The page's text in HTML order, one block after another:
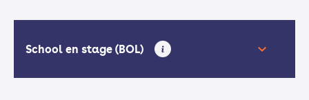
School en stage (BOL)